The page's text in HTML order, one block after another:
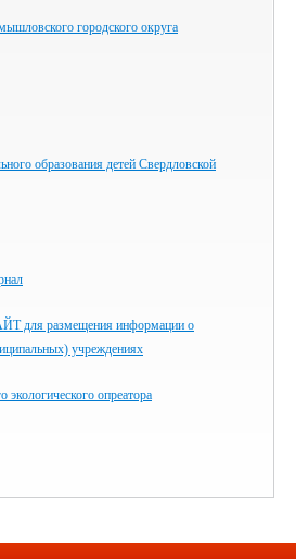
городского округа
образования детей Свердловской
размещения информации о
учреждениях
экологического опреатора